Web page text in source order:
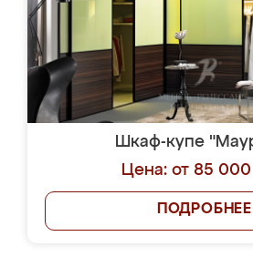
Шкаф-купе
Цена: от 85 000
ПОДРОБНЕЕ